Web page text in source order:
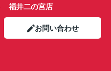
福井二の宮店
お問い合わせ